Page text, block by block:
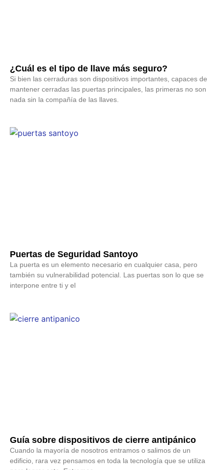
¿Cuál es el tipo de llave más seguro?
Si bien las cerraduras son dispositivos importantes, capaces de
mantener cerradas las puertas principales, las primeras no son
nada sin la compañía de las llaves.
Puertas de Seguridad Santoyo
La puerta es un elemento necesario en cualquier casa, pero
también su vulnerabilidad potencial. Las puertas son lo que se
interpone entre ti y el
Guía sobre dispositivos de cierre antipánico
Cuando la mayoría de nosotros entramos o salimos de un
edificio, rara vez pensamos en toda la tecnología que se utiliza